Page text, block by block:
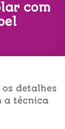
com
detalhes
a técnica